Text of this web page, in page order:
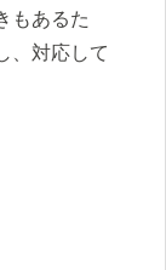
もあるた
、対応して